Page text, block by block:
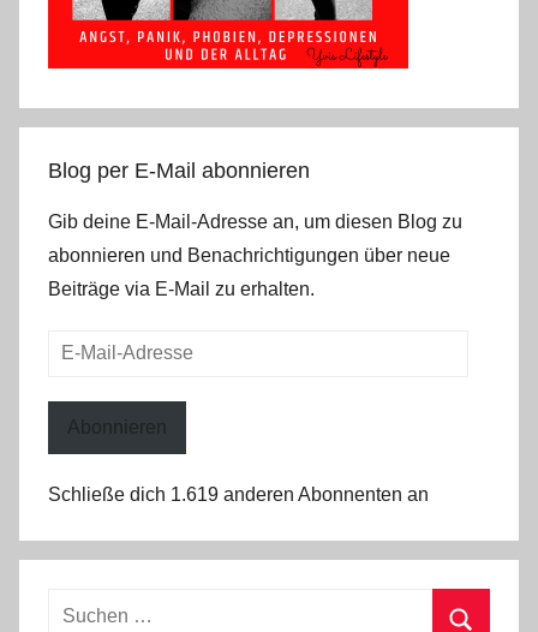
Blog per E-Mail abonnieren
Gib deine E-Mail-Adresse an, um diesen Blog zu
abonnieren und Benachrichtigungen über neue
Beiträge via E-Mail zu erhalten.
E-
Abonnieren
Schließe dich 1.619 anderen Abonnenten an
Suchen